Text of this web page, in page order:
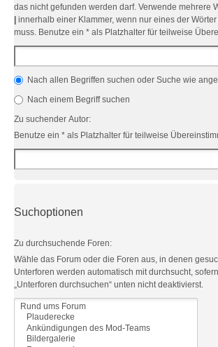
das nicht gefunden werden darf. Verwende mehrere
innerhalb einer Klammer, wenn nur eines der
muss. Benutze ein * als Platzhalter für teilweise
Nach allen Begriffen suchen oder Suche wie
Nach einem Begriff suchen
Zu suchender Autor:
Benutze ein * als Platzhalter für teilweise
Suchoptionen
Zu durchsuchende Foren:
Wähle das Forum oder die Foren aus, in denen
Unterforen werden automatisch mit durchsucht,
„Unterforen durchsuchen“ unten nicht deaktivierst.